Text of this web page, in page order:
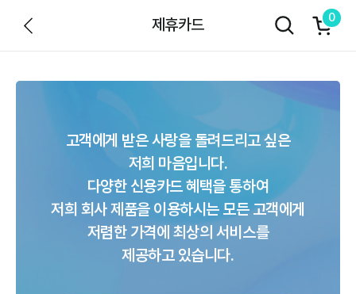
제휴카드 검색 레이어 열기
장
바
아
0
고객에게 받은 사랑을 돌려드리고 싶은
저희 마음입니다.
다양한 신용카드 혜택을 통하여
저희 회사 제품을 이용하시는 모든 고객에게
저렴한 가격에 최상의 서비스를
제공하고 있습니다.